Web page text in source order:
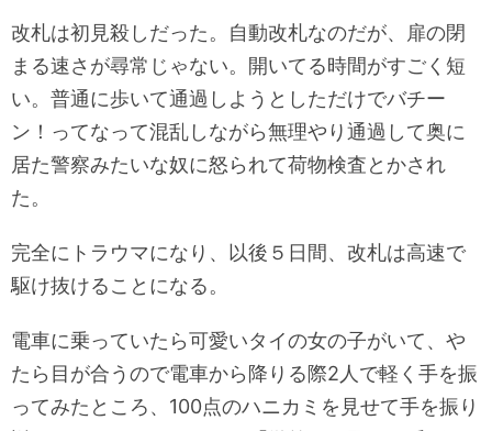
改札は初見殺しだった。自動改札なのだが、扉の閉
まる速さが尋常じゃない。開いてる時間がすごく短
い。普通に歩いて通過しようとしただけでバチー
ン！ってなって混乱しながら無理やり通過して奥に
居た警察みたいな奴に怒られて荷物検査とかされ
た。
完全にトラウマになり、以後５日間、改札は高速で
駆け抜けることになる。
電車に乗っていたら可愛いタイの女の子がいて、や
たら目が合うので電車から降りる際2人で軽く手を振
ってみたところ、100点のハニカミを見せて手を振り